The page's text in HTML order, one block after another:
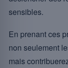
sensibles.
En prenant ces
non seulement
mais